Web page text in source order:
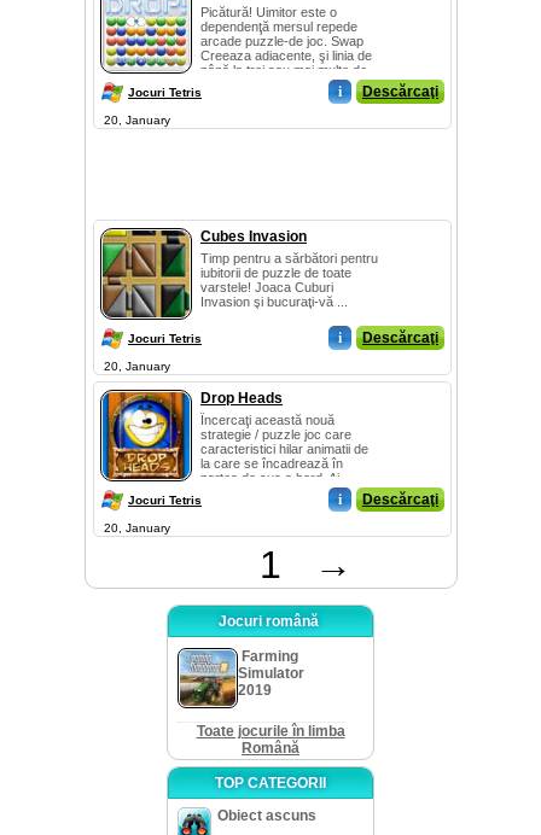
Picătură! Uimitor este o
dependenţă mersul repede
arcade puzzle-de joc. Swap
Creeaza adiacente, şi linia de
până la trei sau mai multe de
Jocuri Tetris i Descărcaţi
20, January
Cubes Invasion
Timp pentru a sărbători pentru
iubitorii de puzzle de toate
varstele! Joaca Cuburi
Invasion şi bucuraţi-vă ...
Jocuri Tetris i Descărcaţi
20, January
Drop Heads
Încercaţi această nouă
strategie / puzzle joc care
caracteristici hilar animatii de
la care se încadrează în
partea de sus a bord. Ai
Jocuri Tetris i Descărcaţi
20, January
1 →
Jocuri română
Farming
Simulator
2019
Toate jocurile în limba
Română
TOP CATEGORII
Obiect ascuns